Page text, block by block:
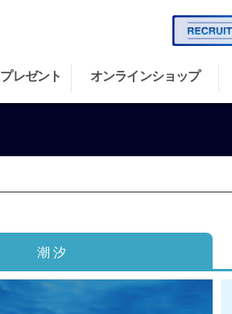
プレゼント オンラインショップ
潮 汐